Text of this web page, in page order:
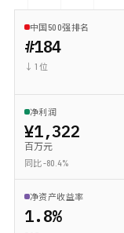
中国500强排名
#184
↓ 1 位
净利润
¥1,322
百万元
同比 -80.4%
净资产收益率
1.8%